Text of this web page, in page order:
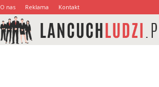
O nas Reklama Kontakt